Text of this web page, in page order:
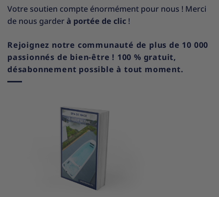
Votre soutien compte énormément pour nous ! Merci
de nous garderà portée de clic !
Rejoignez notre communauté de plus de 10 000
passionnés de bien-être ! 100 % gratuit,
désabonnement possible à tout moment.